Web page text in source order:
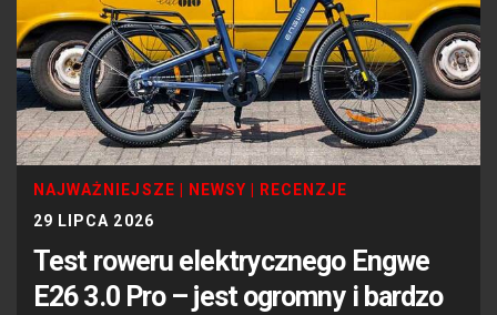
NAJWAŻNIEJSZE NEWSY
RECENZJE
29 LIPCA 2026
Test roweru elektrycznego Engwe
E26 3.0 Pro – jest ogromny i bardzo